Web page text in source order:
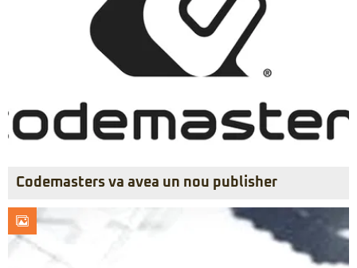
Codemasters va avea un nou publisher